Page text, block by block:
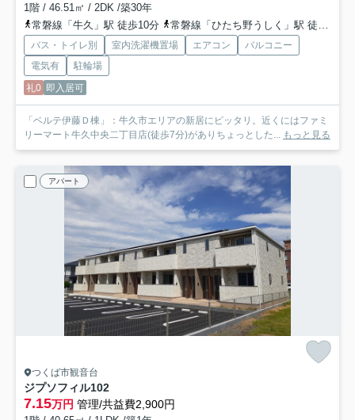
1階 / 46.51㎡ / 2DK /築30年
常磐線「牛久」駅 徒歩10分
常磐線「ひたち野うしく」駅 徒歩38分
バス・トイレ別 室内洗濯機置場 エアコン
バルコニー
電気有
駐輪場
礼0 即入居可
「ベルテ伊藤Ｄ棟」：牛久市エリアの新居にピッタリ。近くにはファミ
リーマート牛久中央二丁目店(徒歩7分)がありちょっとした... もっと見る
アパート
つくば市観音台
ジプソフィル102
7.15万円 管理/共益費2,900円